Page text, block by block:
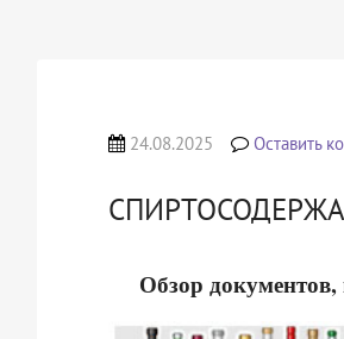
24.08.2025 Оставить
Обзор документов,